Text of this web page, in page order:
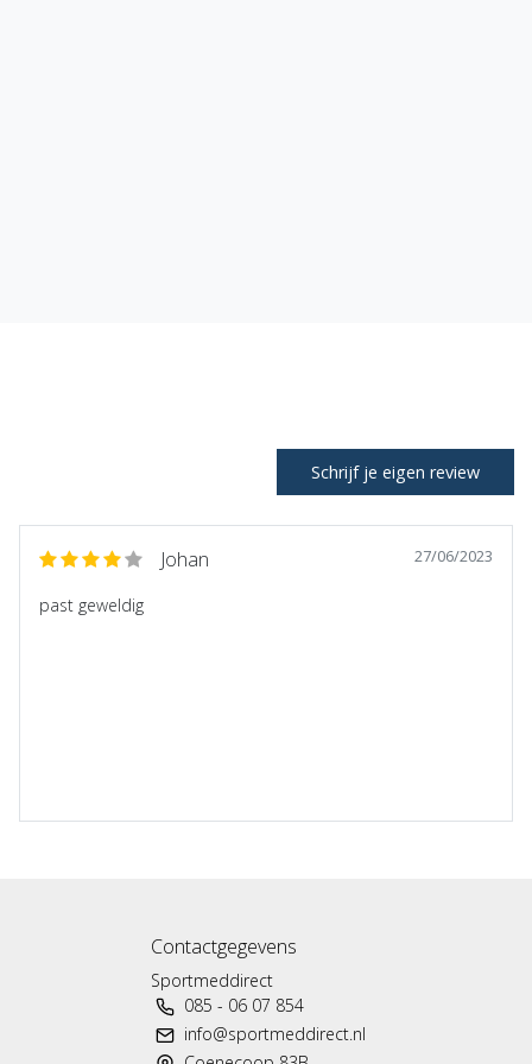
Schrijf je eigen review
Johan 27/06/2023
past geweldig
Contactgegevens
Sportmeddirect
085 - 06 07 854
info@sportmeddirect.nl